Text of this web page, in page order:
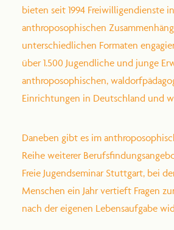
bieten seit 1994 Freiwilligendienste in
anthroposophischen
unterschiedlichen Formaten
über 1.500 Jugendliche und junge
anthroposophischen,
Einrichtungen in Deutschland und
Daneben gibt es im
Reihe weiterer
Freie Jugendseminar Stuttgart, bei
Menschen ein Jahr vertieft Fragen
nach der eigenen Lebensaufgabe